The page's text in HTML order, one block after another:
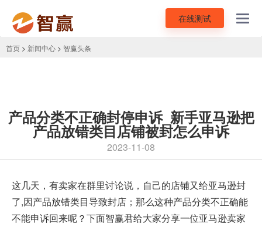
在线测试
首页 > 新闻中心 > 智赢头条
产品分类不正确封停申诉_新手亚马逊把
产品放错类目店铺被封怎么申诉
2023-11-08
这几天，有卖家在群里讨论说，自己的店铺又给亚马逊封
了,因产品放错类目导致封店；那么这种产品分类不正确能
不能申诉回来呢？下面智赢君给大家分享一位亚马逊卖家